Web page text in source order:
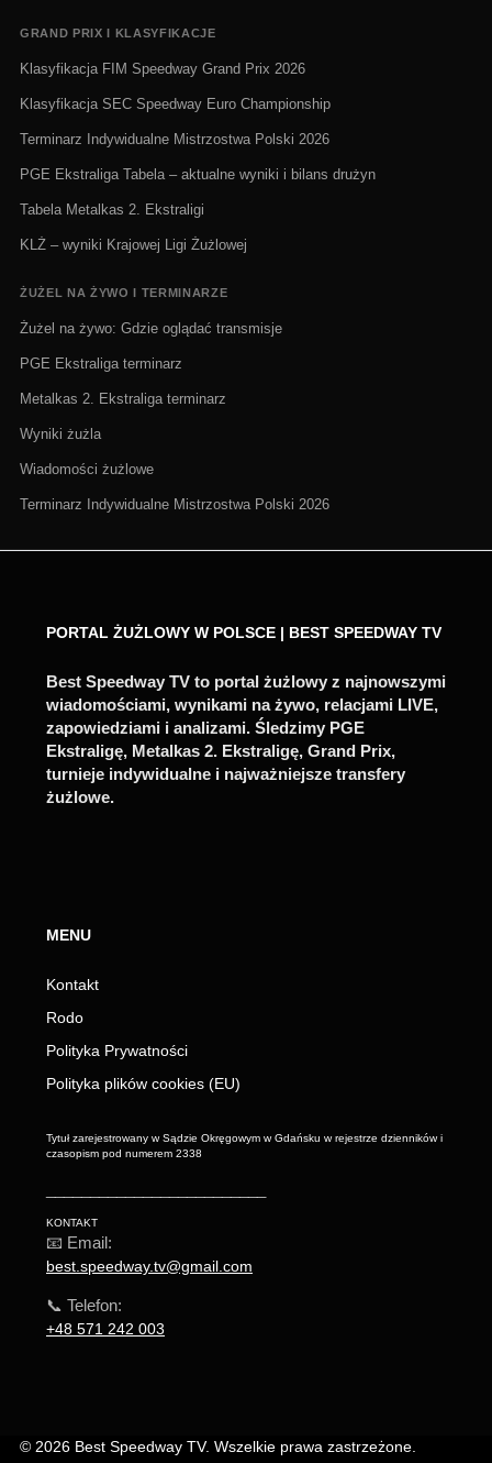
GRAND PRIX I KLASYFIKACJE
Klasyfikacja FIM Speedway Grand Prix 2026
Klasyfikacja SEC Speedway Euro Championship
Terminarz Indywidualne Mistrzostwa Polski 2026
PGE Ekstraliga Tabela – aktualne wyniki i bilans drużyn
Tabela Metalkas 2. Ekstraligi
KLŻ – wyniki Krajowej Ligi Żużlowej
ŻUŻEL NA ŻYWO I TERMINARZE
Żużel na żywo: Gdzie oglądać transmisje
PGE Ekstraliga terminarz
Metalkas 2. Ekstraliga terminarz
Wyniki żużla
Wiadomości żużlowe
Terminarz Indywidualne Mistrzostwa Polski 2026
PORTAL ŻUŻLOWY W POLSCE | BEST SPEEDWAY TV
Best Speedway TV to portal żużlowy z najnowszymi
wiadomościami, wynikami na żywo, relacjami LIVE,
zapowiedziami i analizami. Śledzimy PGE
Ekstraligę, Metalkas 2. Ekstraligę, Grand Prix,
turnieje indywidualne i najważniejsze transfery
żużlowe.
MENU
Kontakt
Rodo
Polityka Prywatności
Polityka plików cookies (EU)
Tytuł zarejestrowany w Sądzie Okręgowym w Gdańsku w rejestrze dzienników i
czasopism pod numerem 2338
KONTAKT
📧 Email:
best.speedway.tv@gmail.com
📞 Telefon:
+48 571 242 003
© 2026 Best Speedway TV. Wszelkie prawa zastrzeżone.